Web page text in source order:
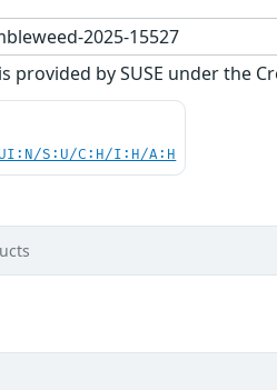
2025-15527
provided by SUSE under the
UI:N/S:U/C:H/I:H/A:H